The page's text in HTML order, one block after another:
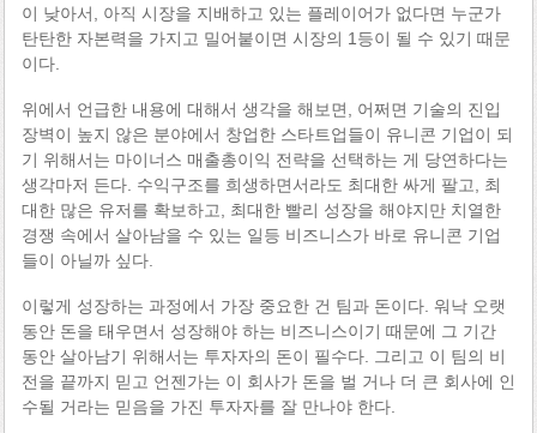
이 낮아서, 아직 시장을 지배하고 있는 플레이어가 없다면 누군가
탄탄한 자본력을 가지고 밀어붙이면 시장의 1등이 될 수 있기 때문
이다.
위에서 언급한 내용에 대해서 생각을 해보면, 어쩌면 기술의 진입
장벽이 높지 않은 분야에서 창업한 스타트업들이 유니콘 기업이 되
기 위해서는 마이너스 매출총이익 전략을 선택하는 게 당연하다는
생각마저 든다. 수익구조를 희생하면서라도 최대한 싸게 팔고, 최
대한 많은 유저를 확보하고, 최대한 빨리 성장을 해야지만 치열한
경쟁 속에서 살아남을 수 있는 일등 비즈니스가 바로 유니콘 기업
들이 아닐까 싶다.
이렇게 성장하는 과정에서 가장 중요한 건 팀과 돈이다. 워낙 오랫
동안 돈을 태우면서 성장해야 하는 비즈니스이기 때문에 그 기간
동안 살아남기 위해서는 투자자의 돈이 필수다. 그리고 이 팀의 비
전을 끝까지 믿고 언젠가는 이 회사가 돈을 벌 거나 더 큰 회사에 인
수될 거라는 믿음을 가진 투자자를 잘 만나야 한다.